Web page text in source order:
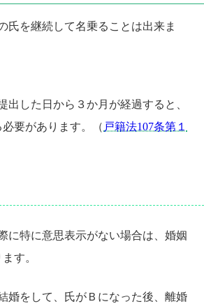
氏を継続して名乗ることは出来ま
出した日から３か月が経過すると、
要があります。（ 戸籍法107条第１
に特に意思表示がない場合は、婚姻
す。
婚をして、氏がＢになった後、離婚